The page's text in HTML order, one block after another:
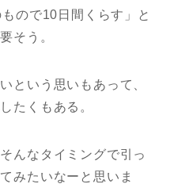
ので10日間くらす」と
そう。
という思いもあって、
たくもある。
んなタイミングで引っ
みたいなーと思いま